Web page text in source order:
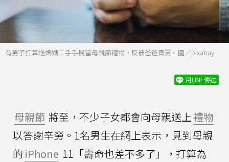
有男子打算送媽媽二手手機當母親節禮物，反被爸爸責罵。圖／pixabay
用LINE傳送
母親節 將至，不少子女都會向母親送上 禮物
以答謝辛勞。1名男生在網上表示，見到母親
的 iPhone 11「壽命也差不多了」，打算為